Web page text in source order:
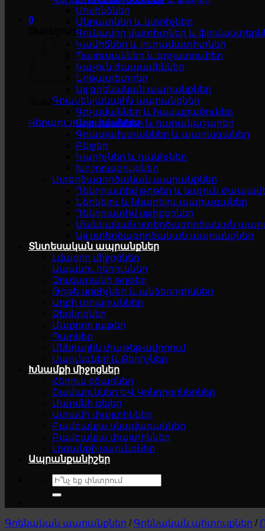
0
Զամբյուղը դատարկ է
Վերադառնալ խանութ
Սոսինձներ
Մկրատներ և կտրիչներ
Գունավոր մատիտներ և
Կավիճներ և յուղամատիտներ
Պայուսակներ և գրչատուփեր
Կպչուն ժապավեններ
Նոթատետրեր
Այլ գրենական ապրանքներ
Գրասենյակային ապրանքներ
Գրչամաններ և հավաքածուներ
Աղբամաններ և դարակաշարեր
Գրատախտակներ և պարագաներ
Բեյջեր
Կարիչներ և դակիչներ
Խոշորացույցներ
Ստեղծագործական ապրանքներ
Դեկորատիվ թղթեր և կպչուն
Ներկելու և նկարելու պարագաներ
Դեկորատիվ սթիքերներ
Մանկական ստեղծագործական
Այլ ստեղծագործական ապրանքներ
Տնտեսական ապրանքներ
Լվացող միջոցներ
Ապակու հեղուկներ
Զուգարանի թղթեր
Թղթե սրբիչներ և անձեռոցիկներ
Աղբի տոպրակներ
Ձեռնոցներ
Մաքրող լաթեր
Պարկեր
Սննդային փաթեթավորում
Սպունգներ և Քերիչներ
Խնամքի միջոցներ
Հեղուկ օճառներ
Շամպուններ ԵՎ Կոնդիցոներներ
Մարմնի գելեր
Ատամի փայտիկներ
Բամբակյա սկավառակներ
Բամբակյա փայտիկներ
Լոգանքի սպունգներ
Ապրանքանիշեր
Search
for:
Գրենական ապրանքներ / Գրենական պիտույքներ /